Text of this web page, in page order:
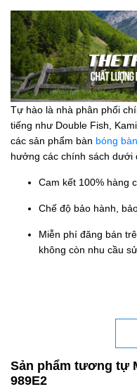
Tự hào là nhà phân phối
tiếng như Double Fish,
các sản phẩm bàn bóng bàn
hưởng các chính sách dưới
Cam kết 100% hàng
Chế độ bảo hành,
Miễn phí đăng bán
không còn nhu cầu
Sản phẩm tương tự
989E2